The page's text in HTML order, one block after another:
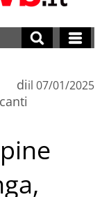
diil 07/01/2025